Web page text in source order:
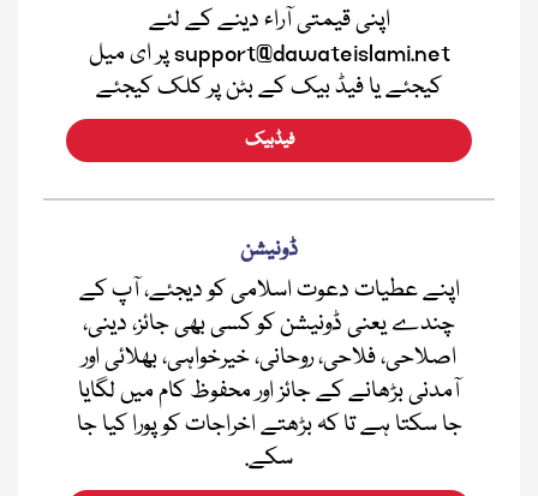
اپنی قیمتی آراء دینے کے لئے
support@dawateislami.net پر ای میل
کیجئے یا فیڈ بیک کے بٹن پر کلک کیجئے
فیڈبیک
ڈونیشن
اپنے عطیات دعوت اسلامی کو دیجئے، آپ کے
چندے یعنی ڈونیشن کو کسی بھی جائز، دینی،
اصلاحی، فلاحی، روحانی، خیرخواہی، بھلائی اور
آمدنی بڑھانے کے جائز اور محفوظ کام میں لگایا
جا سکتا ہے تا کہ بڑھتے اخراجات کو پورا کیا جا
سکے.